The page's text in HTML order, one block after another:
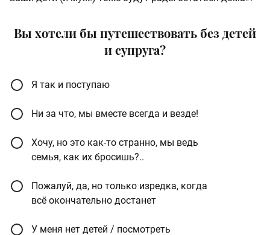
Вы хотели бы путешествовать без детей
и супруга?
Я так и поступаю
Ни за что, мы вместе всегда и везде!
Хочу, но это как-то странно, мы ведь
семья, как их бросишь?..
Пожалуй, да, но только изредка, когда
всё окончательно достанет
У меня нет детей / посмотреть